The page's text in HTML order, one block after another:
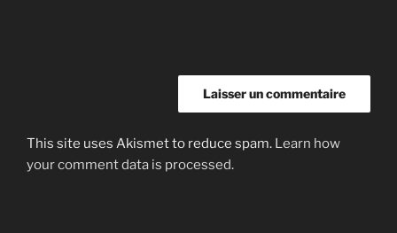
This site uses Akismet to reduce spam. Learn how
your comment data is processed.